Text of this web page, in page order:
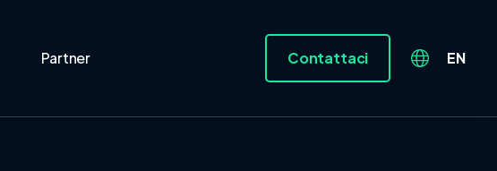
Partner Contattaci EN